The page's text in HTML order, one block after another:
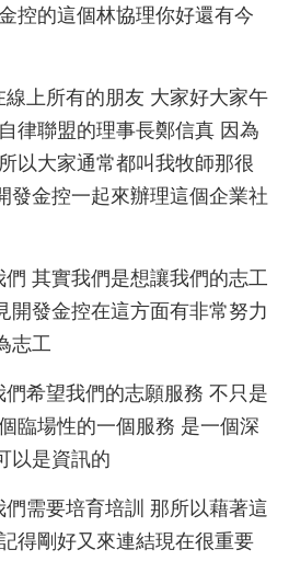
控的這個林協理你好還有今
上所有的朋友 大家好大家午
律聯盟的理事長鄭信真 因為
以大家通常都叫我牧師那很
發金控一起來辦理這個企業社
其實我們是想讓我們的志工
開發金控在這方面有非常努力
志工
希望我們的志願服務 不只是
臨場性的一個服務 是一個深
以是資訊的
需要培育培訓 那所以藉著這
得剛好又來連結現在很重要